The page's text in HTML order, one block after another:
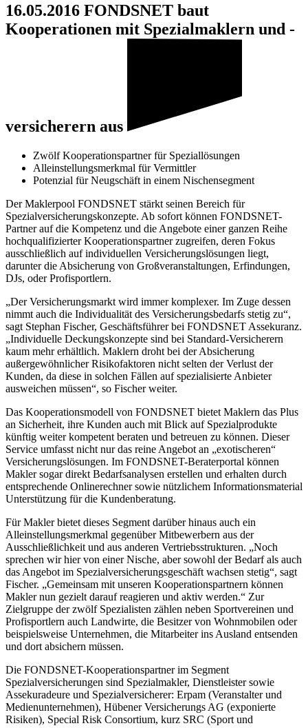
16.05.2016 FONDSNET baut
Kooperationen mit Spezialmaklern und -
versicherern aus
Zwölf Kooperationspartner für Speziallösungen
Alleinstellungsmerkmal für Vermittler
Potenzial für Neugschäft in einem Nischensegment
Der Maklerpool FONDSNET stärkt seinen Bereich für
Spezialversicherungskonzepte. Ab sofort können FONDSNET-
Partner auf die Kompetenz und die Angebote einer ganzen Reihe
hochqualifizierter Kooperationspartner zugreifen, deren Fokus
ausschließlich auf individuellen Versicherungslösungen liegt,
darunter die Absicherung von Großveranstaltungen, Erfindungen,
DJs, oder Profisportlern.
„Der Versicherungsmarkt wird immer komplexer. Im Zuge dessen
nimmt auch die Individualität des Versicherungsbedarfs stetig zu“,
sagt Stephan Fischer, Geschäftsführer bei FONDSNET Assekuranz.
„Individuelle Deckungskonzepte sind bei Standard-Versicherern
kaum mehr erhältlich. Maklern droht bei der Absicherung
außergewöhnlicher Risikofaktoren nicht selten der Verlust der
Kunden, da diese in solchen Fällen auf spezialisierte Anbieter
ausweichen müssen“, so Fischer weiter.
Das Kooperationsmodell von FONDSNET bietet Maklern das Plus
an Sicherheit, ihre Kunden auch mit Blick auf Spezialprodukte
künftig weiter kompetent beraten und betreuen zu können. Dieser
Service umfasst nicht nur das reine Angebot an „exotischeren“
Versicherungslösungen. Im FONDSNET-Beraterportal können
Makler sogar direkt Bedarfsanalysen erstellen und erhalten durch
entsprechende Onlinerechner sowie nützlichem Informationsmaterial
Unterstützung für die Kundenberatung.
Für Makler bietet dieses Segment darüber hinaus auch ein
Alleinstellungsmerkmal gegenüber Mitbewerbern aus der
Ausschließlichkeit und aus anderen Vertriebsstrukturen. „Noch
sprechen wir hier von einer Nische, aber sowohl der Bedarf als auch
das Angebot im Spezialversicherungsgeschäft wachsen stetig“, sagt
Fischer. „Gemeinsam mit unseren Kooperationspartnern können
Makler nun gezielt darauf reagieren und aktiv werden.“ Zur
Zielgruppe der zwölf Spezialisten zählen neben Sportvereinen und
Profisportlern auch Landwirte, die Besitzer von Wohnmobilen oder
beispielsweise Unternehmen, die Mitarbeiter ins Ausland entsenden
und dort absichern müssen.
Die FONDSNET-Kooperationspartner im Segment
Spezialversicherungen sind Spezialmakler, Dienstleister sowie
Assekuradeure und Spezialversicherer: Erpam (Veranstalter und
Medienunternehmen), Hübener Versicherungs AG (exponierte
Risiken), Special Risk Consortium, kurz SRC (Sport und